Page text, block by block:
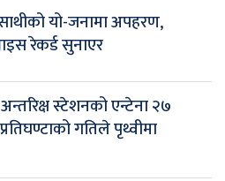
यो-जनामा अपहरण,
रेकर्ड सुनाएर
स्टेशनको एन्टेना २७
गतिले पृथ्वीमा